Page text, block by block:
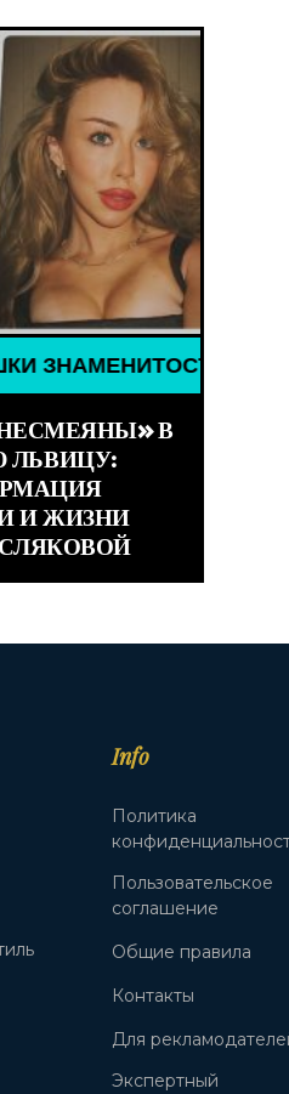
ОБЗОРЫ ФИЛЬМОВ ///
WORLD GIRLS ///
В
ЛЬВИЦУ:
И ЖИЗНИ
Info
Политика
Пользовательское
соглашение
Общие правила
Контакты
Для
Экспертный